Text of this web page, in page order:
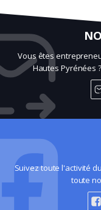
Vous êtes
Hautes Pyrénées
Suivez toute l'activité
toute